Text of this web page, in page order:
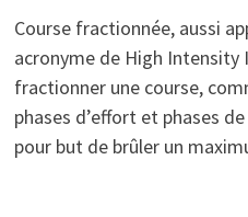
Course fractionnée, aussi
acronyme de High Intensity
fractionner une course,
phases d’effort et phases
pour but de brûler un